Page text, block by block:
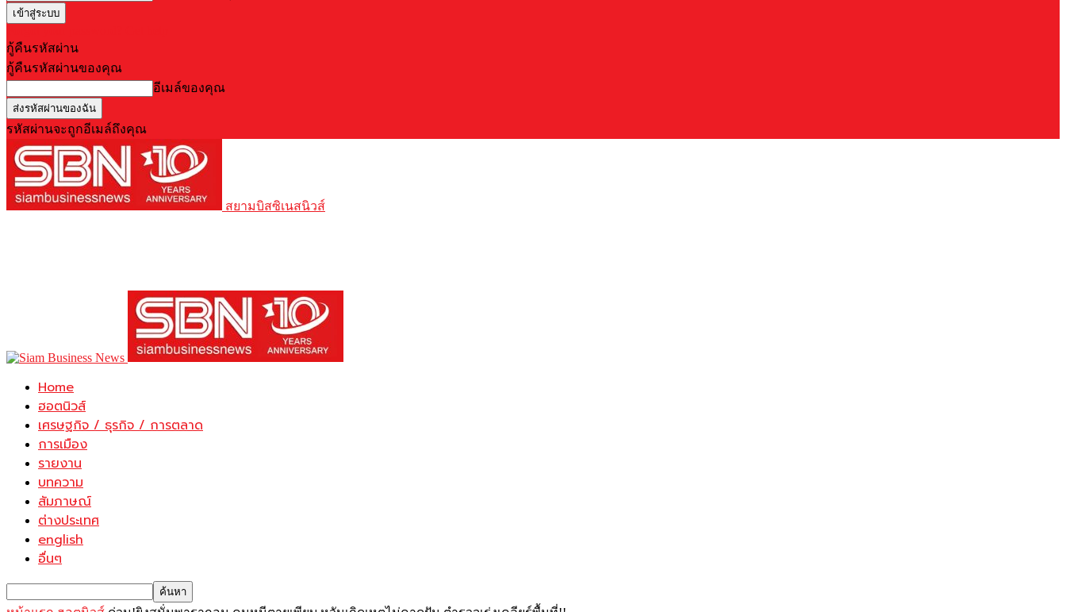
กู้คืนรหัสผ่าน
กู้คืนรหัสผ่านของคุณ
อีเมล์ของคุณ
รหัสผ่านจะถูกอีเมล์ถึงคุณ
สยามบิสซิเนสนิวส์
Home
ฮอตนิวส์
เศรษฐกิจ / ธุรกิจ / การตลาด
การเมือง
รายงาน
บทความ
สัมภาษณ์
ต่างประเทศ
english
อื่นๆ